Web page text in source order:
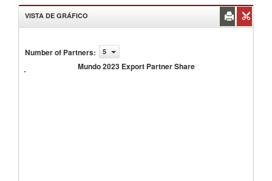
VISTA DE GRÁFICO
Number of Partners: 5
Mundo 2023 Export Partner Share
Mundo
Export